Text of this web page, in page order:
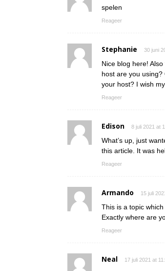
spelen
Reageer
Stephanie 30 juni
Nice blog here!
host are you
your host? I wish
Reageer
Edison 8 juli 2021 at
What’s up, just
this article. It was
Reageer
Armando 15 juli
This is a topic
Exactly where are
Reageer
Neal 17 juli 2021 at